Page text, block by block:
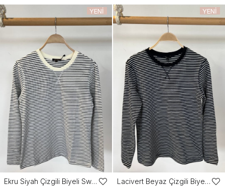
YENI
ÜRÜN
Ekru Siyah Çizgili Biyeli Sweatshirt
YENI
ÜRÜN
Lacivert Beyaz Çizgili Biyeli Sweatshirt